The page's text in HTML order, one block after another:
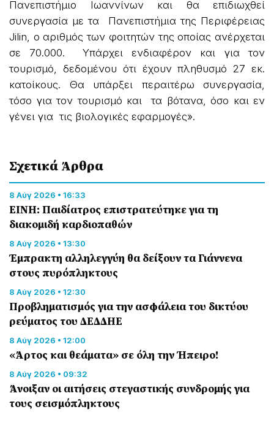
Πανεπιστήμιο Ιωαννίνων και θα επιδιωχθεί
συνεργασία με τα Πανεπιστήμια της Περιφέρειας
Jilin, o αριθμός των φοιτητών της οποίας ανέρχεται
σε 70.000. Υπάρχει ενδιαφέρον και για τον
τουρισμό, δεδομένου ότι έχουν πληθυσμό 27 εκ.
κατοίκους. Θα υπάρξει περαιτέρω συνεργασία,
τόσο για τον τουρισμό και τα βότανα, όσο και εν
γένει για τις βιολογικές εφαρμογές».
Σχετικά Άρθρα
8 Αύγ 2026 • 16:33
ΕΙΝΗ: Παιδίατρος επιστρατεύτηκε για τη
διακομιδή καρδιοπαθών
8 Αύγ 2026 • 13:30
Έμπρακτη αλληλεγγύη θα δείξουν τα Γιάννενα
στους πυρόπληκτους
8 Αύγ 2026 • 12:30
Προβληματισμός για την ασφάλεια του δικτύου
ρεύματος του ΔΕΔΔΗΕ
8 Αύγ 2026 • 12:00
«Άρτος και θεάματα» σε όλη την Ήπειρο!
8 Αύγ 2026 • 09:32
Άνοιξαν οι αιτήσεις στεγαστικής συνδρομής για
τους σεισμόπληκτους